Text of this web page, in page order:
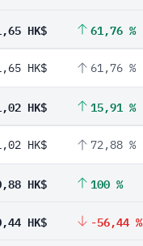
HK$ 61,76 %
HK$ 61,76 %
HK$ 15,91 %
HK$ 72,88 %
HK$ 100 %
HK$ -56,44 %